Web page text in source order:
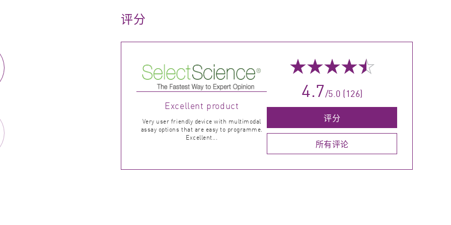
评分
Excellent product
Very user friendly device with multimodal
assay options that are easy to programme.
Excellent...
★★★★☆
4.7/5.0 (126)
评分
所有评论